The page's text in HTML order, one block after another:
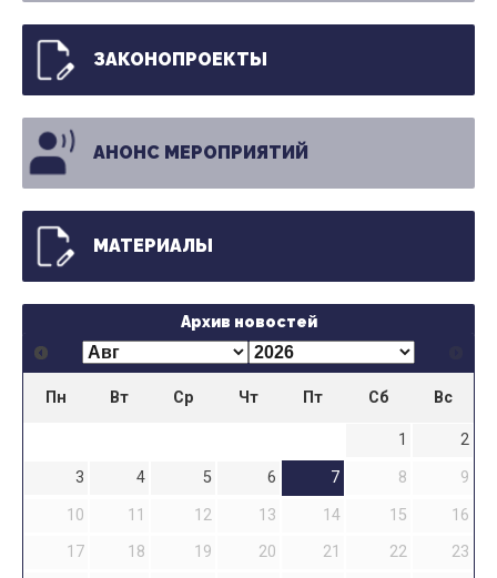
ЗАКОНОПРОЕКТЫ
АНОНС МЕРОПРИЯТИЙ
МАТЕРИАЛЫ
Архив новостей
Пн Вт Ср Чт Пт Сб Вс
1
2
3
4 5 6 7 8
9
10
11 12 13 14 15
16
17
18 19 20 21 22
23